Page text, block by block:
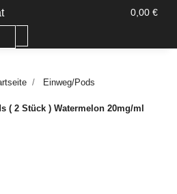
0,00 €
Einweg/Pods
( 2 Stück ) Watermelon 20mg/ml